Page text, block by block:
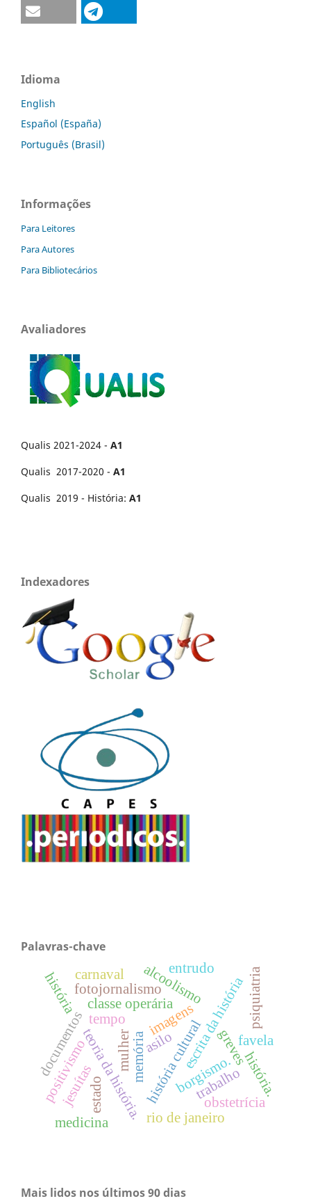
Idioma
English
Español (España)
Português (Brasil)
Informações
Para Leitores
Para Autores
Para Bibliotecários
Avaliadores
Qualis 2021-2024 - A1
Qualis 2017-2020 - A1
Qualis 2019 - História: A1
Indexadores
Palavras-chave
tempo
memóriahistória cultural
teoria da história.
escrita da história
imagens
positivismo greves
classe operária
borgismo.
trabalho
estado
fotojornalismo
favela
rio de janeiro
obstetrícia
medicina
mulher história.
alcoolismo psiquiatria
asilo
carnaval entrudo
documentos
jesuítas
história
Mais lidos nos últimos 90 dias